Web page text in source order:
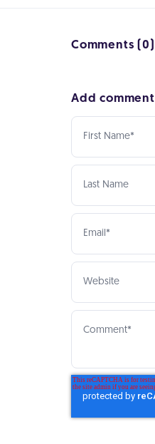
Comments (0)
Add comment